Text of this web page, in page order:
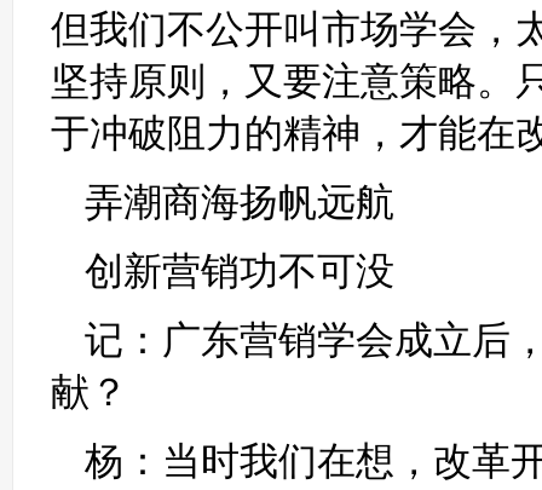
但我们不公开叫市场学会，
坚持原则，又要注意策略。
于冲破阻力的精神，才能在
弄潮商海扬帆远航
创新营销功不可没
记：广东营销学会成立后
献？
杨：当时我们在想，改革